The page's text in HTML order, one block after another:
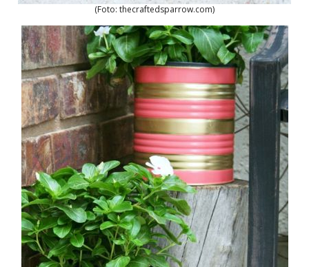
(Foto: thecraftedsparrow.com)